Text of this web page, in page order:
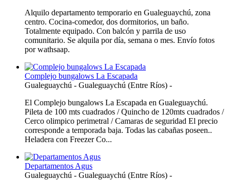
Alquilo departamento temporario en Gualeguaychú, zona
centro. Cocina-comedor, dos dormitorios, un baño.
Totalmente equipado. Con balcón y parrila de uso
comunitario. Se alquila por día, semana o mes. Envío fotos
por wathsaap.
Complejo bungalows La Escapada
Gualeguaychú - Gualeguaychú (Entre Ríos) -
El Complejo bungalows La Escapada en Gualeguaychú.
Pileta de 100 mts cuadrados / Quincho de 120mts cuadrados /
Cerco olimpico perimetral / Camaras de seguridad El precio
corresponde a temporada baja. Todas las cabañas poseen..
Heladera con Freezer Co...
Departamentos Agus
Gualeguaychú - Gualeguaychú (Entre Ríos) -